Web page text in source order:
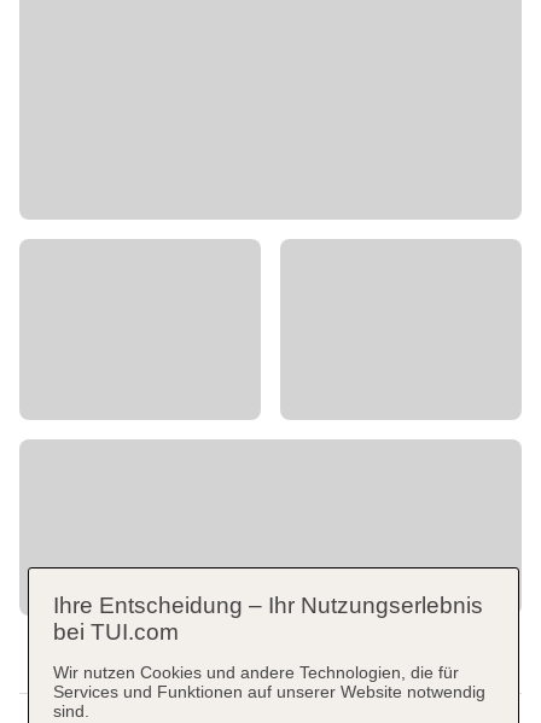
Ihre Entscheidung – Ihr Nutzungserlebnis
bei TUI.com
Wir nutzen Cookies und andere Technologien, die für
Services und Funktionen auf unserer Website notwendig
sind.